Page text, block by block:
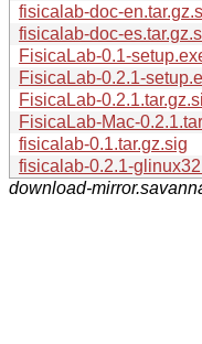
fisicalab-doc-
fisicalab-doc-
FisicaLab-0.1-
FisicaLab-0.2.1-
FisicaLab-
FisicaLab-Mac-
fisicalab-0.1.tar.gz.sig
fisicalab-0.2.1-
download-